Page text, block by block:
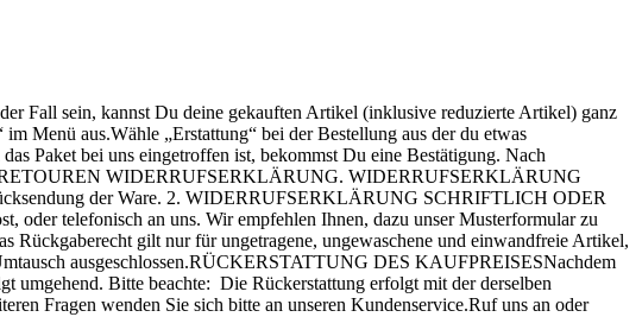
sein, kannst Du deine gekauften Artikel (inklusive reduzierte Artikel) ganz
Menü aus.Wähle „Erstattung“ bei der Bestellung aus der du etwas
Paket bei uns eingetroffen ist, bekommst Du eine Bestätigung. Nach
RETOUREN WIDERRUFSERKLÄRUNG. WIDERRUFSERKLÄRUNG
der Ware. 2. WIDERRUFSERKLÄRUNG SCHRIFTLICH ODER
telefonisch an uns. Wir empfehlen Ihnen, dazu unser Musterformular zu
gilt nur für ungetragene, ungewaschene und einwandfreie Artikel,
ausgeschlossen.RÜCKERSTATTUNG DES KAUFPREISESNachdem
Bitte beachte: Die Rückerstattung erfolgt mit der derselben
Fragen wenden Sie sich bitte an unseren Kundenservice.Ruf uns an oder